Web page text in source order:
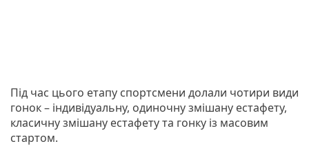
Під час цього етапу спортсмени долали чотири види
гонок – індивідуальну, одиночну змішану естафету,
класичну змішану естафету та гонку із масовим
стартом.